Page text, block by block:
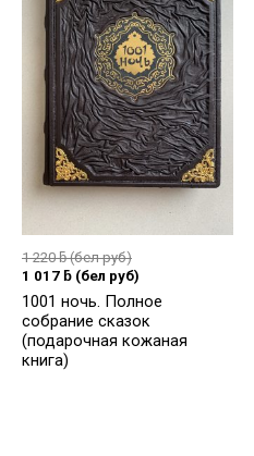
1 220ƃ(бел руб)
1 017 ƃ (бел руб)
1001 ночь. Полное
собрание сказок
(подарочная кожаная
книга)